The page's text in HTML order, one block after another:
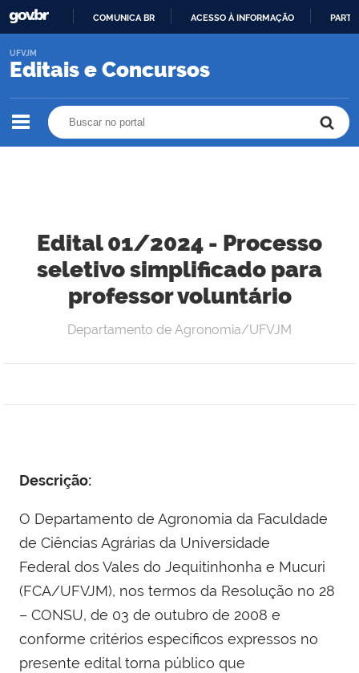
O
COMUNICA BR ACESSO À INFORMAÇÃO
Editais e Concursos
UFVJM
Edital 01/2024 - Processo
seletivo simplificado para
professor voluntário
Departamento de Agronomia/UFVJM
Descrição:
O Departamento de Agronomia da Faculdade
de Ciências Agrárias da Universidade
Federal dos Vales do Jequitinhonha e Mucuri
(FCA/UFVJM), nos termos da Resolução no 28
– CONSU, de 03 de outubro de 2008 e
conforme critérios específicos expressos no
presente edital torna público que